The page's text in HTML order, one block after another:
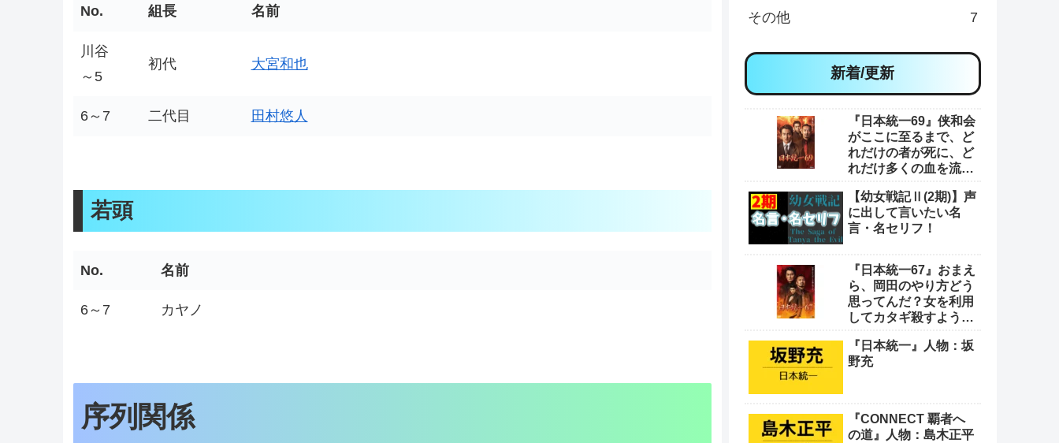
No. 組長 名前
川谷
～5
初代 大宮和也
6～7 二代目 田村悠人
若頭
No. 名前
6～7 カヤノ
序列関係
その他 7
新着/更新
『日本統一69』侠和会
がここに至るまで、ど
れだけの者が死に、ど
れだけ多くの血を流し
や！
【幼女戦記Ⅱ(2期)】声
に出して言いたい名
言・名セリフ！
『日本統一67』おまえ
ら、岡田のやり方どう
思ってんだ？女を利用
してカタギ殺すような
『日本統一』人物：坂
野充
『CONNECT 覇者へ
の道』人物：島木正平